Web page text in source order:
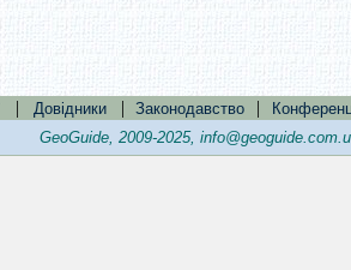
| Довідники | Законодавство |
GeoGuide, 2009-2025,